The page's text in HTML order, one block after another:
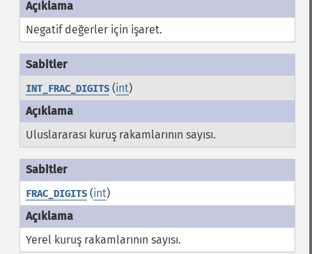
Negatif değerler için işaret.
INT_FRAC_DIGITS(int)
Uluslararası kuruş rakamlarının sayısı.
FRAC_DIGITS(int)
Yerel kuruş rakamlarının sayısı.